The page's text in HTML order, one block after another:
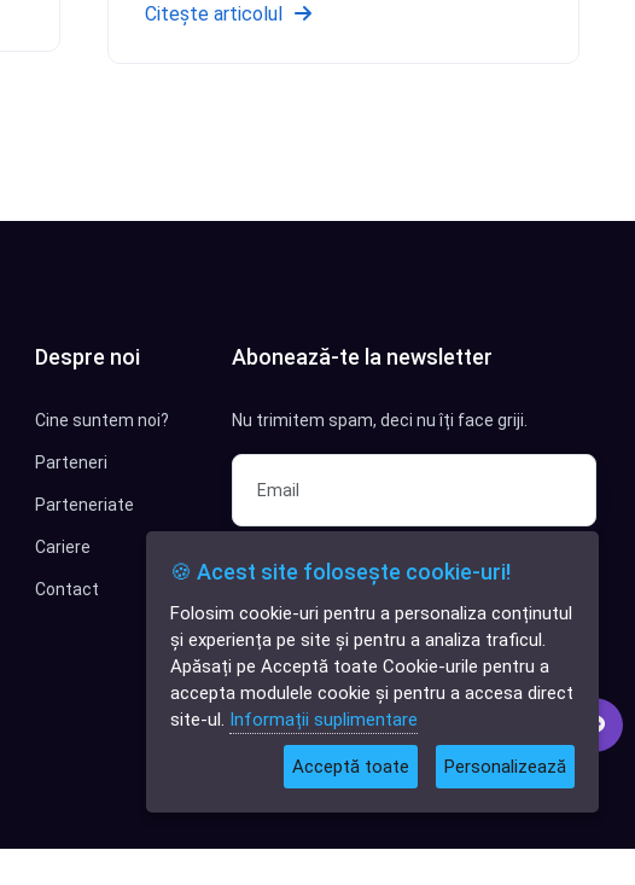
✕
Cauți o aplicație
software?
Citește articolul
Despre noi
Cine suntem noi?
Parteneri
Parteneriate
Cariere
Contact
Abonează-te la newsletter
Nu trimitem spam, deci nu îți face griji.
Sunt interesat de clienți pentru
compania mea IT
Sunt interesat de achiziții software
Abonează-te
🍪 Acest site folosește cookie-uri!
Folosim cookie-uri pentru a personaliza conținutul
și experiența pe site și pentru a analiza traficul.
Apăsați pe Acceptă toate Cookie-urile pentru a
accepta modulele cookie și pentru a accesa direct
site-ul. Informații suplimentare
Acceptă toate Personalizează